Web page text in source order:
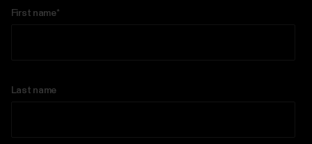
First name*
Last name